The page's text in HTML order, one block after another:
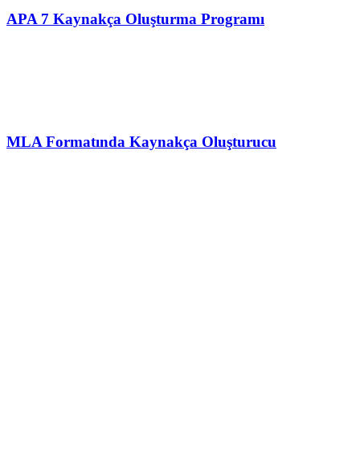
APA 7 Kaynakça Oluşturma Programı
MLA Formatında Kaynakça Oluşturucu